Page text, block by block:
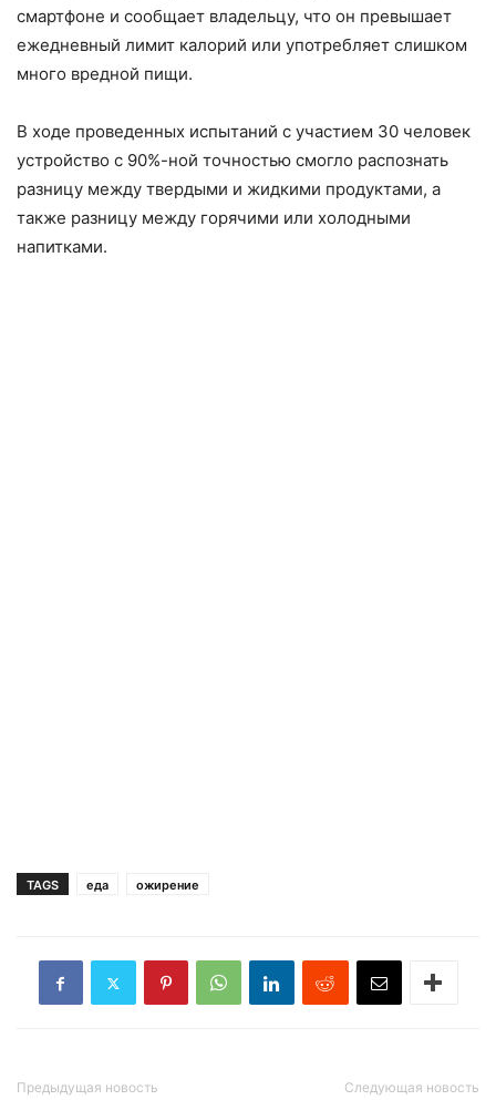
смартфоне и сообщает владельцу, что он превышает
ежедневный лимит калорий или употребляет слишком
много вредной пищи.
В ходе проведенных испытаний с участием 30 человек
устройство с 90%-ной точностью смогло распознать
разницу между твердыми и жидкими продуктами, а
также разницу между горячими или холодными
напитками.
TAGS еда ожирение
Предыдущая новость Следующая новость